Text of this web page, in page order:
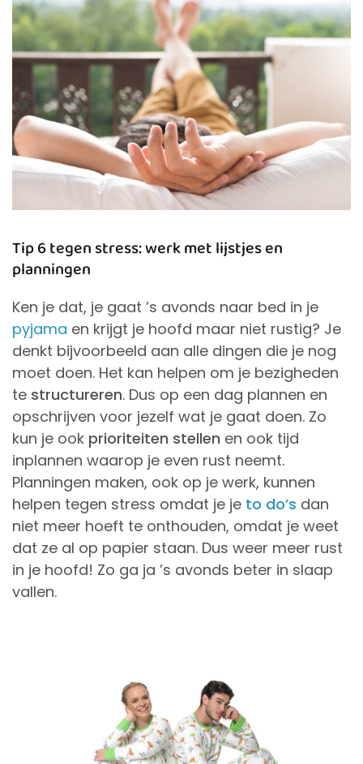
Tip 6 tegen stress: werk met lijstjes en
planningen
Ken je dat, je gaat ’s avonds naar bed in je
pyjama en krijgt je hoofd maar niet rustig? Je
denkt bijvoorbeeld aan alle dingen die je nog
moet doen. Het kan helpen om je bezigheden
te structureren. Dus op een dag plannen en
opschrijven voor jezelf wat je gaat doen. Zo
kun je ook prioriteiten stellen en ook tijd
inplannen waarop je even rust neemt.
Planningen maken, ook op je werk, kunnen
helpen tegen stress omdat je je to do’s dan
niet meer hoeft te onthouden, omdat je weet
dat ze al op papier staan. Dus weer meer rust
in je hoofd! Zo ga ja ’s avonds beter in slaap
vallen.